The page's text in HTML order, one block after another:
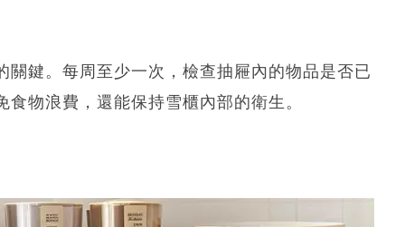
鍵。每周至少一次，檢查抽屜內的物品是否已
物浪費，還能保持雪櫃內部的衛生。